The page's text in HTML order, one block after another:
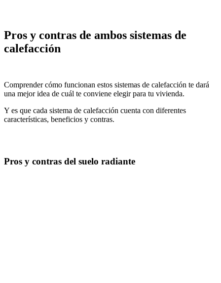
Pros y contras de ambos sistemas de
calefacción
Comprender cómo funcionan estos sistemas de calefacción te dará
una mejor idea de cuál te conviene elegir para tu vivienda.
Y es que cada sistema de calefacción cuenta con diferentes
características, beneficios y contras.
Pros y contras del suelo radiante